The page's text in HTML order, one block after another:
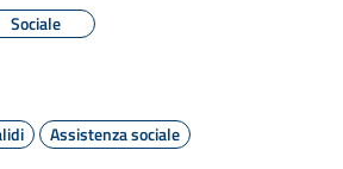
Sociale
Assistenza sociale